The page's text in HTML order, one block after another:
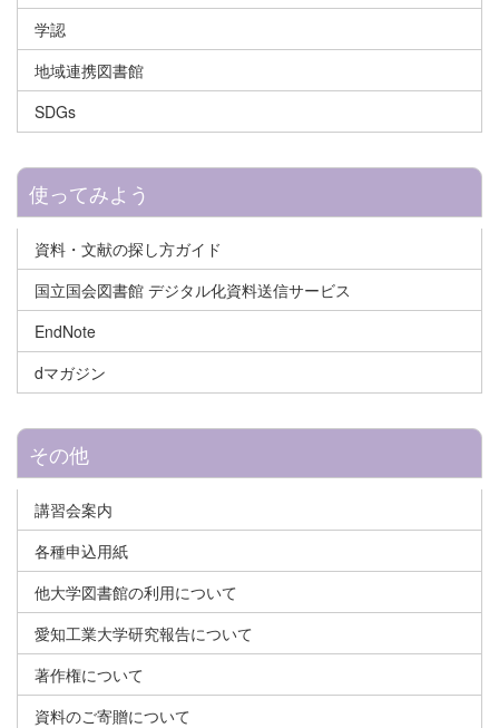
学認
地域連携図書館
SDGs
使ってみよう
資料・文献の探し方ガイド
国立国会図書館 デジタル化資料送信サービス
EndNote
dマガジン
その他
講習会案内
各種申込用紙
他大学図書館の利用について
愛知工業大学研究報告について
著作権について
資料のご寄贈について